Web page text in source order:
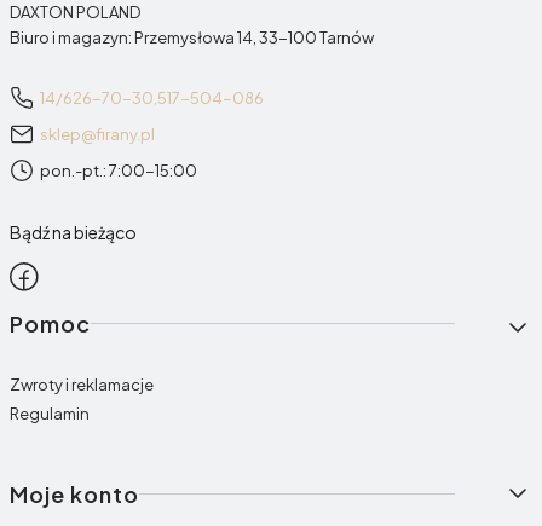
DAXTON POLAND
Biuro i magazyn: Przemysłowa 14, 33-100 Tarnów
14/626-70-30, 517-504-086
sklep@firany.pl
pon.-pt.: 7:00-15:00
Bądź na bieżąco
Linki w stopce
Pomoc
Zwroty i reklamacje
Regulamin
Moje konto